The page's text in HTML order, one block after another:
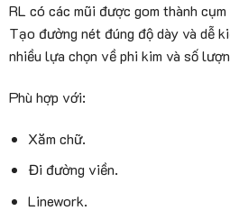
RL có các mũi được gom thành
Tạo đường nét đúng độ dày và dễ
nhiều lựa chọn về phi kim và số
Phù hợp với:
Xăm chữ.
Đi đường viền.
Linework.